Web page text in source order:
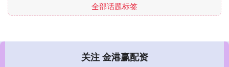
全部话题标签
关注 金港赢配资